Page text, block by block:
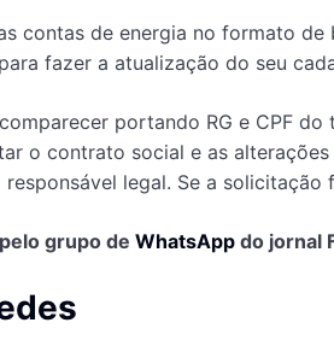
contas de energia no formato
fazer a atualização do seu
portando RG e CPF
o contrato social e as
legal. Se a
grupo de WhatsApp do jornal